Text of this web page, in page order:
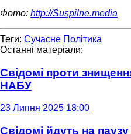
Фото: http://Suspilne.media
Теги: Сучасне Політика
Останні матеріали:
Свідомі проти
НАБУ
23 Липня 2025 18:00
Свідомі йдуть на паузу